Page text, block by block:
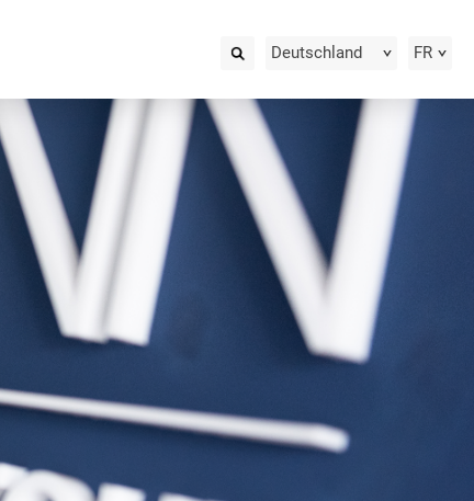
Deutschland FR